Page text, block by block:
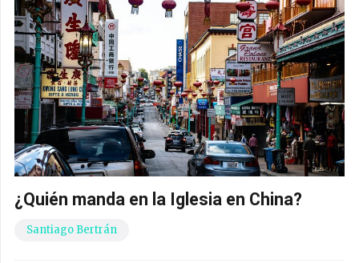
¿Quién manda en la Iglesia en China?
Santiago Bertrán